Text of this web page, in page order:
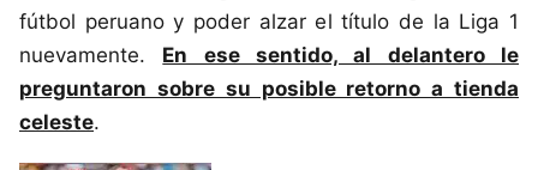
fútbol peruano y poder alzar el título de la Liga 1
nuevamente. En ese sentido, al delantero le
preguntaron sobre su posible retorno a tienda
celeste.